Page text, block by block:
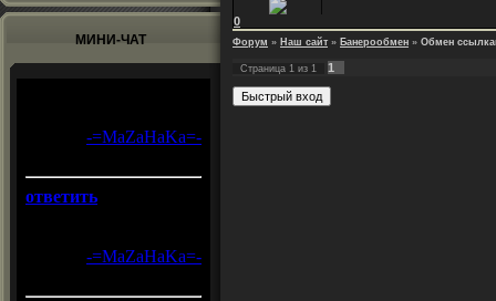
МИНИ-ЧАТ
0
Форум » Наш сайт » Банерообмен » Обмен
Страница 1 из 1 1